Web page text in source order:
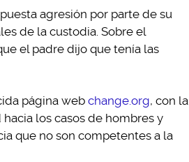
agresión por parte de su
de la custodia. Sobre el
el padre dijo que tenía las
página web change.org, con la
los casos de hombres y
que no son competentes a la